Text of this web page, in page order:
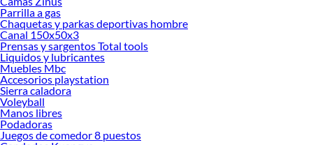
Parrilla a gas
Chaquetas y parkas deportivas hombre
Canal 150x50x3
Prensas y sargentos Total tools
Liquidos y lubricantes
Muebles Mbc
Accesorios playstation
Sierra caladora
Voleyball
Manos libres
Podadoras
Juegos de comedor 8 puestos